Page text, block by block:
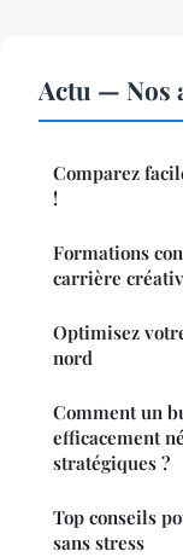
Actu — Nos
Comparez
!
Formations
carrière
Optimisez
nord
Comment un
efficacement
stratégiques ?
Top conseils
sans stress